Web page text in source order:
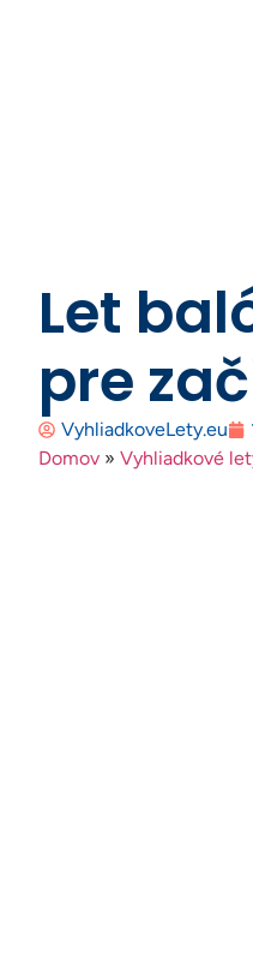
Let
pre
VyhliadkoveLety.eu
Domov » Vyhliadkové